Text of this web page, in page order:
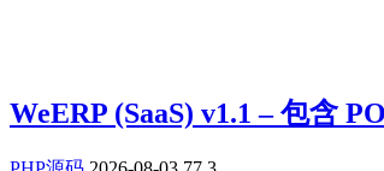
WeERP (SaaS) v1.1 – 包含